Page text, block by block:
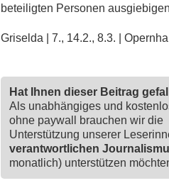
beteiligten Personen
Griselda | 7., 14.2., 8.3. |
Hat Ihnen dieser Beitrag
Als unabhängiges und
ohne paywall brauchen wir die
Unterstützung unserer
verantwortlichen
monatlich) unterstützen